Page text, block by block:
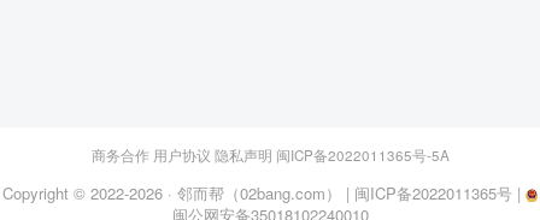
商务合作 用户协议 隐私声明 闽ICP备2022011365号-5A
Copyright © 2022-2026 · 邻而帮（02bang.com） | 闽ICP备2022011365号 |
闽公网安备35018102240010